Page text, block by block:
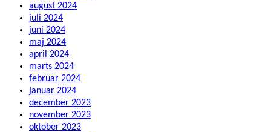
august 2024
juli 2024
juni 2024
maj 2024
april 2024
marts 2024
februar 2024
januar 2024
december 2023
november 2023
oktober 2023